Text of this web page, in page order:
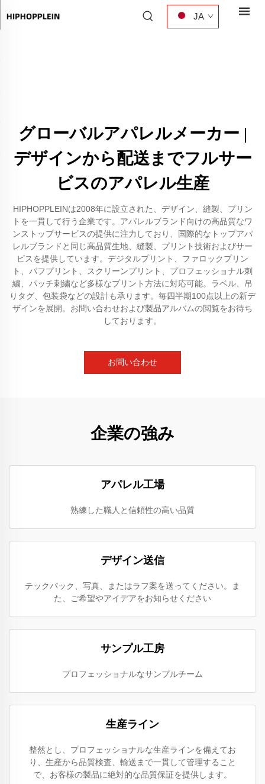
JA
グローバルアパレルメーカー |
デザインから配送までフルサー
ビスのアパレル生産
HIPHOPPLEINは2008年に設立された、デザイン、縫製、プリン
トを一貫して行う企業です。アパレルブランド向けの高品質なワ
ンストップサービスの提供に注力しており、国際的なトップアパ
レルブランドと同じ高品質生地、縫製、プリント技術およびサー
ビスを提供しています。デジタルプリント、ファロックプリン
ト、パフプリント、スクリーンプリント、プロフェッショナル刺
繍、パッチ刺繍など多様なプリント方法に対応可能。ラベル、吊
りタグ、包装袋などの設計も承ります。毎四半期100点以上の新デ
ザインを展開。お問い合わせおよび製品アルバムの閲覧をお待ち
しております。
お問い合わせ
企業の強み
アパレル工場
熟練した職人と信頼性の高い品質
デザイン送信
テックパック、写真、またはラフ案を送ってください。ま
た、ご希望やアイデアをお知らせください
サンプル工房
プロフェッショナルなサンプルチーム
生産ライン
整然とし、プロフェッショナルな生産ラインを備えてお
り、生産から品質検査、輸送まで一貫して管理すること
で、お客様の製品に絶対的な品質保証を提供します。